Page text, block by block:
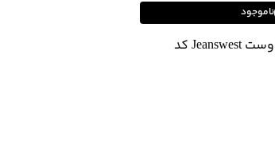
ناموجود
شومیز دخترانه جین وست Jeanswest کد